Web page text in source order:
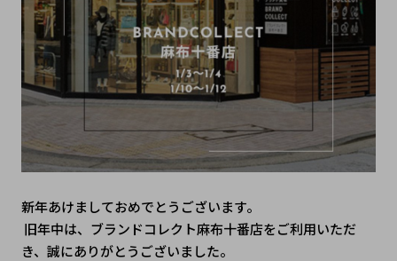
新年あけましておめでとうございます。
き、誠にありがとうございました。